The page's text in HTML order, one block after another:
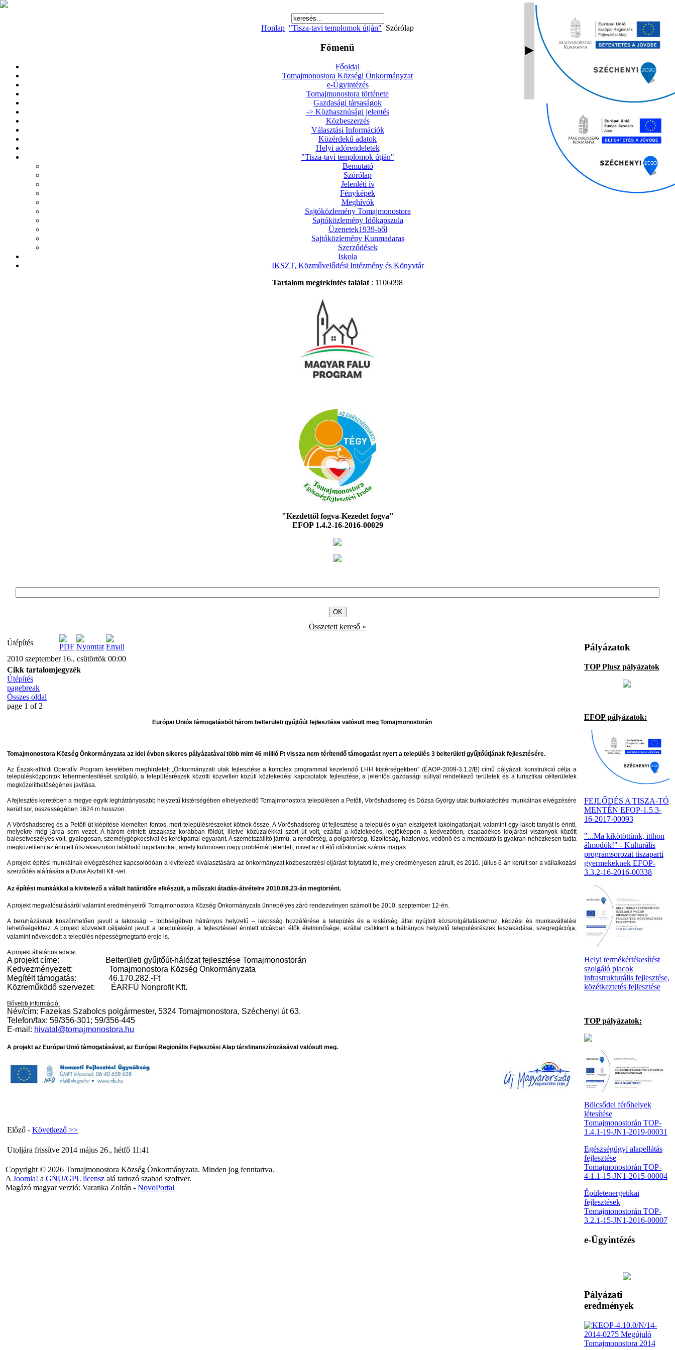
Honlap "Tisza-tavi templomok útján" Szórólap
Főmenü
Főoldal
Tomajmonostora Községi Önkormányzat
e-Ügyintézés
Tomajmonostora története
Gazdasági társaságok
-> Közhasznúsági jelentés
Közbeszerzés
Választási Információk
Közérdekű adatok
Helyi adórendeletek
"Tisza-tavi templomok útján"
Bemutató
Szórólap
Jelenléti ív
Fényképek
Meghívók
Sajtóközlemény Tomajmonostora
Sajtóközlemény Időkapszula
Üzenetek1939-ből
Sajtóközlemény Kunmadaras
Szerződések
Iskola
IKSZT, Közművelődési Intézmény és Könyvtár
Tartalom megtekintés találat: 1106098
"Kezdettől fogva-Kezedet fogva"
EFOP 1.4.2-16-2016-00029
Összetett kereső »
Útépítés
2010 szeptember 16., csütörtök 00:00
Cikk tartalomjegyzék
Útépítés
pagebreak
Összes oldal
page 1 of 2
Európai Uniós támogatásból három belterületi gyűjtőút fejlesztése valósult meg Tomajmonostorán
Tomajmonostora Község Önkormányzata az idei évben sikeres pályázatával több mint 46 millió Ft vissza nem térítendő támogatást nyert a település 3 belterületi gyűjtőútjának fejlesztésére.
Az Észak-alföldi Operatív Program keretében meghirdetett „Önkormányzati utak fejlesztése a komplex programmal kezelendő LHH kistérségekben” (ÉAOP-2009-3.1.2/B) című pályázati konstrukció célja a
településközpontok tehermentesítését szolgáló, a településrészek közötti közvetlen közúti közlekedési kapcsolatok fejlesztése, a jelentős gazdasági súllyal rendelkező területek és a turisztikai célterületek
megközelíthetőségének javítása.
A fejlesztés keretében a megye egyik leghátrányosabb helyzetű kistérségében elhelyezkedő Tomajmonostora településen a Petőfi, Vöröshadsereg és Dózsa György utak burkolatépítési munkáinak elvégzésére
került sor, összességében 1624 m hosszon.
A Vöröshadsereg és a Petőfi út kiépítése kiemelten fontos, mert településrészeket kötnek össze. A Vöröshadsereg út fejlesztése a település olyan elszigetelt lakóingatlanjait, valamint egy lakott tanyát is érinti,
melyekre még járda sem vezet. A három érintett útszakasz korábban földút, illetve kőzúzalékkal szórt út volt, ezáltal a közlekedés, legfőképpen a kedvezőtlen, csapadékos időjárási viszonyok között
balesetveszélyes volt, gyalogosan, személygépkocsival és kerékpárral egyaránt. A szemétszállító jármű, a rendőrség, a polgárőrség, tűzoltóság, háziorvos, védőnő és a mentőautó is gyakran nehézkesen tudta
megközelíteni az érintett útszakaszokon található ingatlanokat, amely különösen nagy problémát jelentett, mivel az itt élő időskorúak száma magas.
A projekt építési munkáinak elvégzéséhez kapcsolódóan a kivitelező kiválasztására az önkormányzat közbeszerzési eljárást folytatott le, mely eredményesen zárult, és 2010. július 6-án került sor a vállalkozási
szerződés aláírására a Duna Aszfalt Kft.-vel.
Az építési munkákkal a kivitelező a vállalt határidőre elkészült, a műszaki átadás-átvételre 2010.08.23-án megtörtént.
A projekt megvalósulásáról valamint eredményeiről Tomajmonostora Község Önkormányzata ünnepélyes záró rendezvényen számolt be 2010. szeptember 12-én.
A beruházásnak köszönhetően javult a lakosság – többségében hátrányos helyzetű – lakosság hozzáférése a település és a kistérség által nyújtott közszolgáltatásokhoz, képzési és munkavállalási
lehetőségekhez. A projekt közvetett céljaként javult a településkép, a fejlesztéssel érintett utcákban élők életminősége, ezáltal csökkent a hátrányos helyzetű településrészek leszakadása, szegregációja,
valamint növekedett a település népességmegtartó ereje is.
A projekt általános adatai:
A projekt címe:
Belterületi gyűjtőút-hálózat fejlesztése Tomajmonostorán
Kedvezményezett:
Tomajmonostora Község Önkormányzata
Megítélt támogatás:
46.170.282.-Ft
Közreműködő szervezet:
ÉARFÜ Nonprofit Kft.
Bővebb információ:
Név/cím: Fazekas Szabolcs polgármester, 5324 Tomajmonostora, Széchenyi út 63.
Telefon/fax: 59/356-301; 59/356-445
E-mail: hivatal@tomajmonostora.hu
A projekt az Európai Unió támogatásával, az Európai Regionális Fejlesztési Alap társfinanszírozásával valósult meg.
Előző - Következő >>
Utoljára frissítve 2014 május 26., hétfő 11:41
Copyright © 2026 Tomajmonostora Község Önkormányzata. Minden jog fenntartva.
A Joomla! a GNU/GPL licensz alá tartozó szabad szoftver.
Magázó magyar verzió: Varanka Zoltán - NovoPortal
Pályázatok
TOP Plusz pályázatok
EFOP pályázatok:
FEJLŐDÉS A TISZA-TÓ
MENTÉN EFOP-1.5.3-
16-2017-00093
"...Ma kikötöttünk, itthon
álmodók!" - Kulturális
programsorozat tiszaparti
gyermekeknek EFOP-
3.3.2-16-2016-00338
Helyi termékértékesítést
szolgáló piacok
infrastrukturális fejlesztése,
közétkeztetés fejlesztése
TOP pályázatok:
Bölcsődei férőhelyek
létesítése
Tomajmonostorán TOP-
1.4.1-19-JN1-2019-00031
Egészségügyi alapellátás
fejlesztése
Tomajmonostorán TOP-
4.1.1-15-JN1-2015-00004
Épületenergetikai
fejlesztések
Tomajmonostorán TOP-
3.2.1-15-JN1-2016-00007
e-Ügyintézés
Pályázati
eredmények